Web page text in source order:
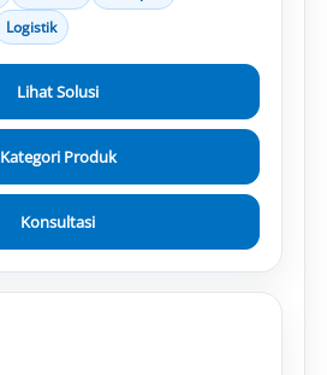
Logistik
Lihat Solusi
Kategori Produk
Konsultasi